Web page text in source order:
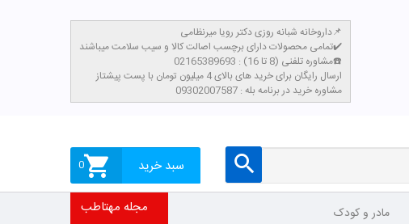
داروخانه شبانه روزی دکتر رویا میرنظامی📌
تمامی محصولات دارای برچسب اصالت کالا و سیب سلامت میباشند✔️
مشاوره تلفنی (8 تا 16) : 02165389693☎️
​ارسال رایگان برای خرید های بالای 4 میلیون تومان با پست پیشتاز
مشاوره خرید در برنامه بله : 09302007587
سبد خرید 0
مادر و کودک مجله مهتاطب